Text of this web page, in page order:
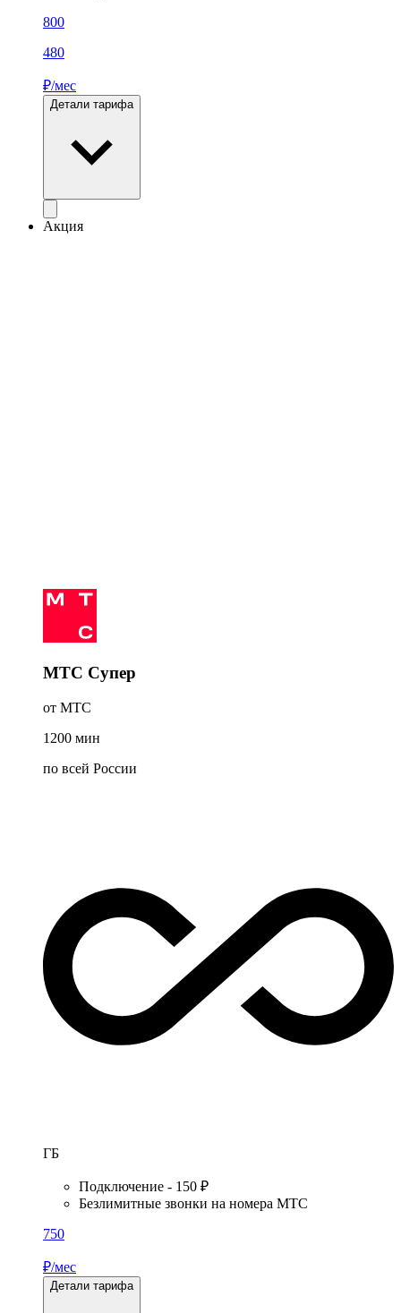
800
480
₽/мес
Детали тарифа
Акция
МТС Супер
от МТС
1200 мин
по всей России
ГБ
Подключение - 150 ₽
Безлимитные звонки на номера МТС
750
₽/мес
Детали тарифа